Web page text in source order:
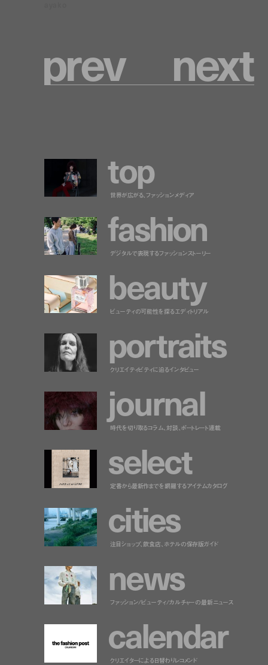
prev next
top
世界が広がる、ファッションメディア
fashion
デジタルで表現するファッションストーリー
beauty
ビューティの可能性を探るエディトリアル
portraits
クリエイティビティに迫るインタビュー
journal
時代を切り取るコラム、対談、ポートレート連載
select
定番から最新作までを網羅するアイテムカタログ
cities
注目ショップ、飲食店、ホテルの保存版ガイド
news
ファッション/ビューティ/カルチャーの最新ニュース
calendar
クリエイターによる日替わりレコメンド